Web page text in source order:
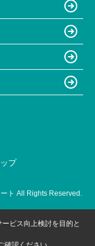
プ
ト All Rights Reserved.
ビス向上検討を目的と